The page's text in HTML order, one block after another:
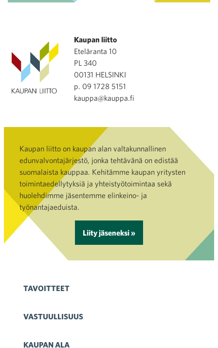
Kaupan liitto
Eteläranta 10
PL 340
00131 HELSINKI
p. 09 1728 5151
kauppa@kauppa.fi
Kaupan liitto on kaupan alan valtakunnallinen
edunvalvontajärjestö, jonka tehtävänä on edistää
suomalaista kauppaa. Kehitämme kaupan yritysten
toimintaedellytyksiä ja yhteistyötoimintaa sekä
huolehdimme jäsentemme elinkeino- ja
työnantajaeduista.
Liity jäseneksi »
TAVOITTEET
VASTUULLISUUS
KAUPAN ALA